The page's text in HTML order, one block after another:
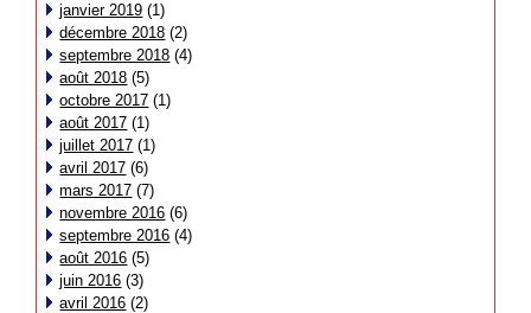
janvier 2019 (1)
décembre 2018 (2)
septembre 2018 (4)
août 2018 (5)
octobre 2017 (1)
août 2017 (1)
juillet 2017 (1)
avril 2017 (6)
mars 2017 (7)
novembre 2016 (6)
septembre 2016 (4)
août 2016 (5)
juin 2016 (3)
avril 2016 (2)